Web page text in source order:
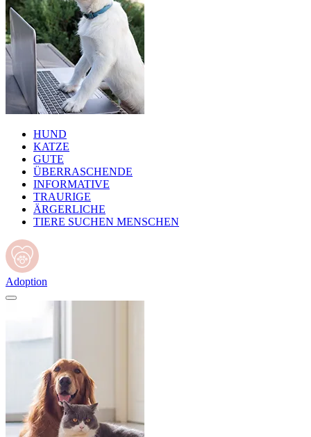
HUND
KATZE
GUTE
ÜBERRASCHENDE
INFORMATIVE
TRAURIGE
ÄRGERLICHE
TIERE SUCHEN MENSCHEN
Adoption